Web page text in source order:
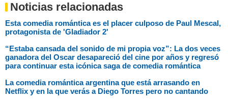
Noticias relacionadas
Esta comedia romántica es el placer culposo de Paul Mescal,
protagonista de 'Gladiador 2'
“Estaba cansada del sonido de mi propia voz”: La dos veces
ganadora del Oscar desapareció del cine por años y regresó
para continuar esta icónica saga de comedia romántica
La comedia romántica argentina que está arrasando en
Netflix y en la que verás a Diego Torres pero no cantando